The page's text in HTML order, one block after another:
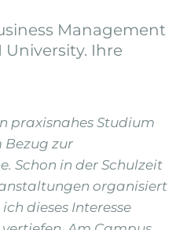
Management
Ihre
praxisnahes Studium
zur
Schon in der Schulzeit
organisiert
dieses Interesse